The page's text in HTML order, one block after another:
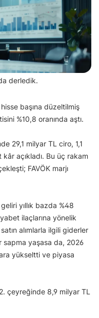
derledik.
başına düzeltilmiş
%10,8 oranında aştı.
29,1 milyar TL ciro, 1,1
açıkladı. Bu üç rakam
FAVÖK marjı
yıllık bazda %48
ilaçlarına yönelik
alımlarla ilgili giderler
sapma yaşasa da, 2026
yükseltti ve piyasa
çeyreğinde 8,9 milyar TL